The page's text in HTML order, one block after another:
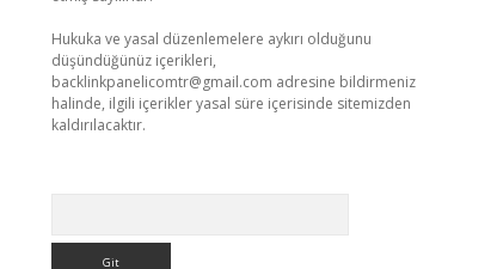
Hukuka ve yasal düzenlemelere aykırı olduğunu
düşündüğünüz içerikleri,
backlinkpanelicomtr@gmail.com adresine bildirmeniz
halinde, ilgili içerikler yasal süre içerisinde sitemizden
kaldırılacaktır.